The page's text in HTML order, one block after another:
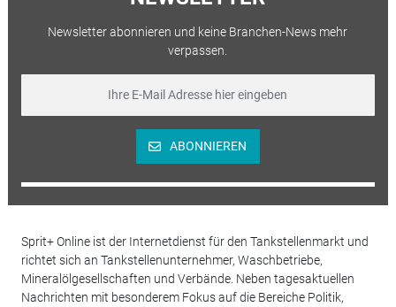
Newsletter abonnieren und keine Branchen-News mehr
verpassen.
ABONNIEREN
Sprit+ Online ist der Internetdienst für den Tankstellenmarkt und
richtet sich an Tankstellenunternehmer, Waschbetriebe,
Mineralölgesellschaften und Verbände. Neben tagesaktuellen
Nachrichten mit besonderem Fokus auf die Bereiche Politik,